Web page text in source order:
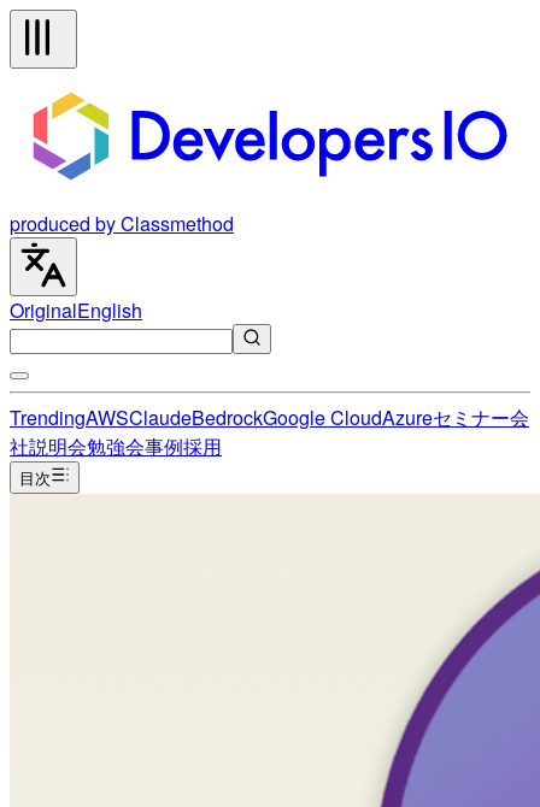
produced by Classmethod
OriginalEnglish
TrendingAWSClaudeBedrockGoogle CloudAzureセミナー会
社説明会勉強会事例採用
目次